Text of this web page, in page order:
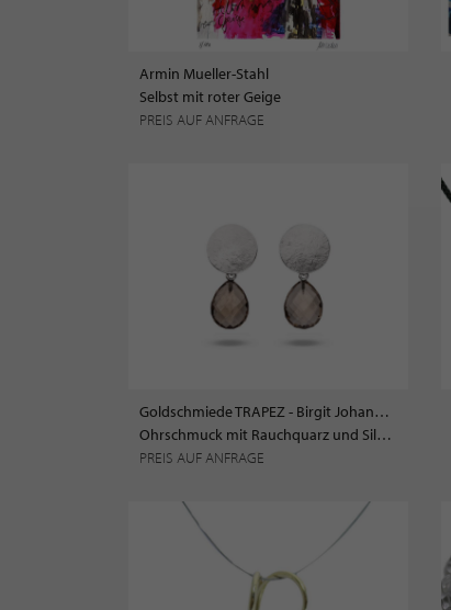
Armin Mueller-Stahl
Selbst mit roter Geige
PREIS AUF ANFRAGE
Goldschmiede TRAPEZ - Birgit Johannsen
Ohrschmuck mit Rauchquarz und Silber
PREIS AUF ANFRAGE